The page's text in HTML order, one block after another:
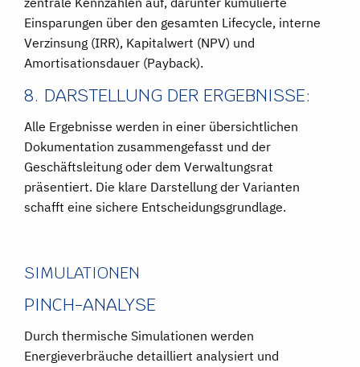
Einsparungen über den gesamten Lifecycle, interne
Verzinsung (IRR), Kapitalwert (NPV) und
Amortisationsdauer (Payback).
8. DARSTELLUNG DER ERGEBNISSE:
Alle Ergebnisse werden in einer übersichtlichen
Dokumentation zusammengefasst und der
Geschäftsleitung oder dem Verwaltungsrat
präsentiert. Die klare Darstellung der Varianten
schafft eine sichere Entscheidungsgrundlage.
SIMULATIONEN
PINCH-ANALYSE
Durch thermische Simulationen werden
Energieverbräuche detailliert analysiert und